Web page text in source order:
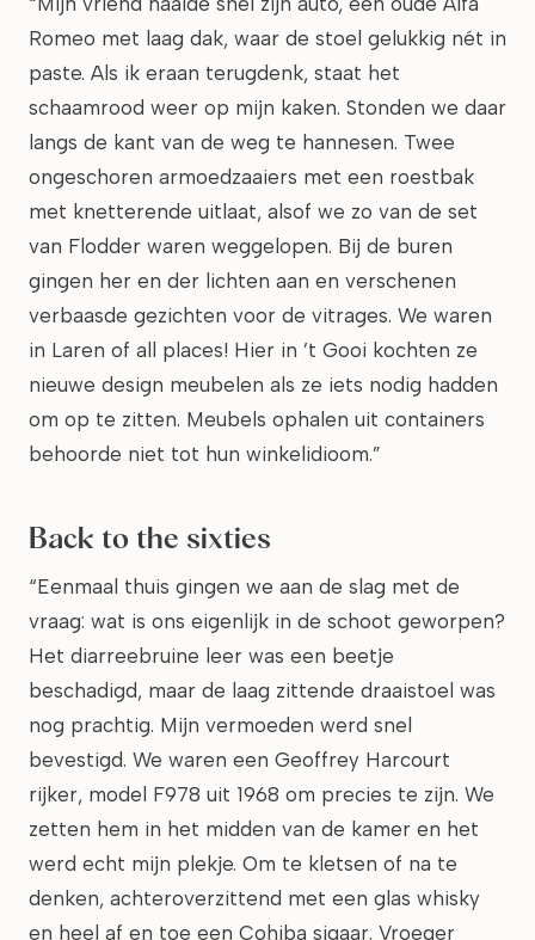
Romeo met laag dak, waar de stoel gelukkig nét in
paste. Als ik eraan terugdenk, staat het
schaamrood weer op mijn kaken. Stonden we daar
langs de kant van de weg te hannesen. Twee
ongeschoren armoedzaaiers met een roestbak
met knetterende uitlaat, alsof we zo van de set
van Flodder waren weggelopen. Bij de buren
gingen her en der lichten aan en verschenen
verbaasde gezichten voor de vitrages. We waren
in Laren of all places! Hier in ’t Gooi kochten ze
nieuwe design meubelen als ze iets nodig hadden
om op te zitten. Meubels ophalen uit containers
behoorde niet tot hun winkelidioom.”
Back to the sixties
“Eenmaal thuis gingen we aan de slag met de
vraag: wat is ons eigenlijk in de schoot geworpen?
Het diarreebruine leer was een beetje
beschadigd, maar de laag zittende draaistoel was
nog prachtig. Mijn vermoeden werd snel
bevestigd. We waren een Geoffrey Harcourt
rijker, model F978 uit 1968 om precies te zijn. We
zetten hem in het midden van de kamer en het
werd echt mijn plekje. Om te kletsen of na te
denken, achteroverzittend met een glas whisky
en heel af en toe een Cohiba sigaar. Vroeger